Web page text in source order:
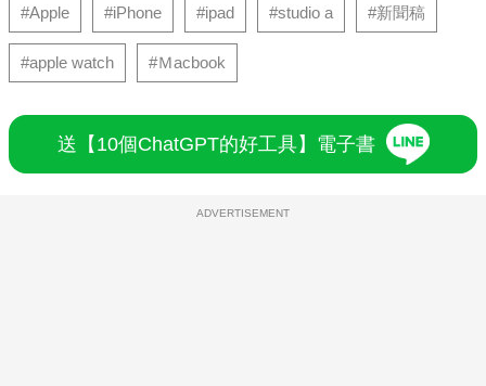
#Apple #iPhone #ipad #studio a #新聞稿
#apple watch #Ｍacbook
送【10個ChatGPT的好工具】電子書
ADVERTISEMENT